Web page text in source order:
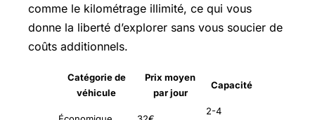
comme le kilométrage illimité, ce qui vous
donne la liberté d’explorer sans vous soucier de
coûts additionnels.
Catégorie de
véhicule
Prix moyen
par jour
Capacité
2-4